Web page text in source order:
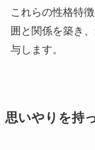
これらの性格特
囲と関係を築き
与します。
思いやりを持